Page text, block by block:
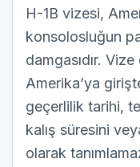
H-1B vizesi,
konsolosluğun
damgasıdır.
Amerika’ya
geçerlilik tarihi,
kalış süresini
olarak